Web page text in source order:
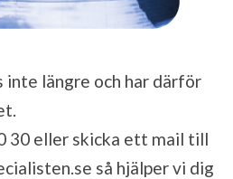
längre och har därför
30 eller skicka ett mail till
så hjälper vi dig